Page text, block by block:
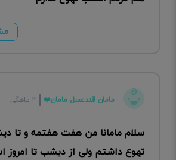
مامان قندعسل مامان❤️ ۳ ماهگی
سلام مامانا من هفت هفتمه و تا
تهوع داشتم ولی از دیشب تا امروز